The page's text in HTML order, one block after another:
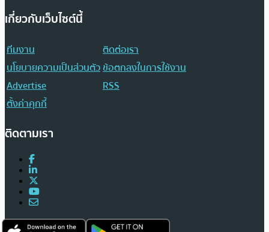
เกี่ยวกับเว็บไซต์นี้
ทีมงาน
ติดต่อเรา
นโยบายความเป็นส่วนตัวข้อตกลงในการใช้งาน
Advertise
RSS
ตั้งค่าคุกกี้
ติดตามเรา